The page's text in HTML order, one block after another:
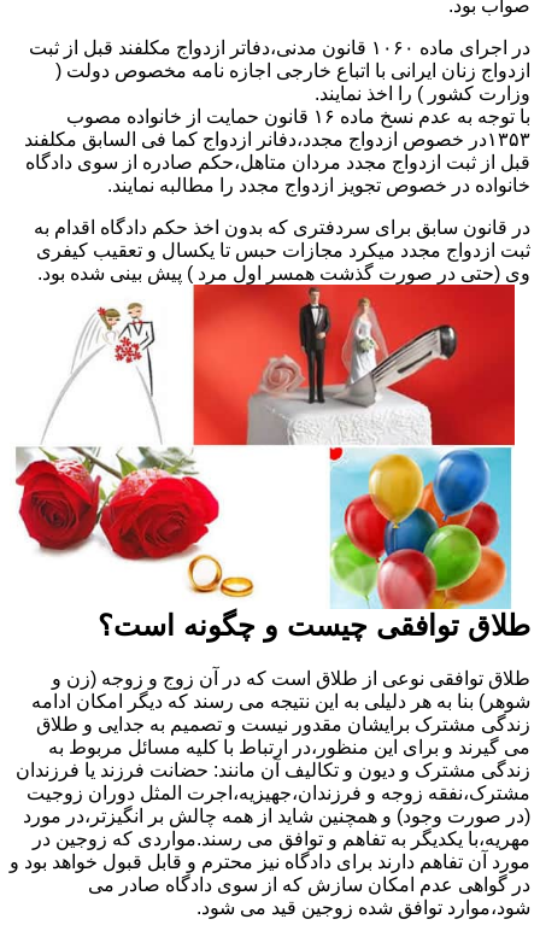
صواب بود.
در اجرای ماده ۱۰۶۰ قانون مدنی،دفاتر ازدواج مکلفند قبل از ثبت
ازدواج زنان ایرانی با اتباع خارجی اجازه نامه مخصوص دولت (
وزارت کشور ) را اخذ نمایند.
با توجه به عدم نسخ ماده ۱۶ قانون حمایت از خانواده مصوب
۱۳۵۳در خصوص ازدواج مجدد،دفانر ازدواج کما فی السابق مکلفند
قبل از ثبت ازدواج مجدد مردان متاهل،حکم صادره از سوی دادگاه
خانواده در خصوص تجویز ازدواج مجدد را مطالبه نمایند.
در قانون سابق برای سردفتری که بدون اخذ حکم دادگاه اقدام به
ثبت ازدواج مجدد میکرد مجازات حبس تا یکسال و تعقیب کیفری
وی (حتی در صورت گذشت همسر اول مرد ) پیش بینی شده بود.
طلاق توافقی چیست و چگونه است؟
طلاق توافقی نوعی از طلاق است که در آن زوج و زوجه (زن و
شوهر) بنا به هر دلیلی به این نتیجه می رسند که دیگر امکان ادامه
زندگی مشترک برایشان مقدور نیست و تصمیم به جدایی و طلاق
می گیرند و برای این منظور،در ارتباط با کلیه مسائل مربوط به
زندگی مشترک و دیون و تکالیف آن مانند: حضانت فرزند یا فرزندان
مشترک،نفقه زوجه و فرزندان،جهیزیه،اجرت المثل دوران زوجیت
(در صورت وجود) و همچنین شاید از همه چالش بر انگیزتر،در مورد
مهریه،با یکدیگر به تفاهم و توافق می رسند.مواردی که زوجین در
مورد آن تفاهم دارند برای دادگاه نیز محترم و قابل قبول خواهد بود و
در گواهی عدم امکان سازش که از سوی دادگاه صادر می
شود،موارد توافق شده زوجین قید می شود.